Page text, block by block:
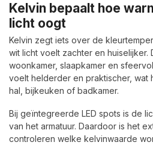
Kelvin bepaalt hoe
licht oogt
Kelvin zegt iets over de
wit licht voelt zachter en huiselijker.
woonkamer, slaapkamer en
voelt helderder en praktischer, wat
hal, bijkeuken of badkamer.
Bij geïntegreerde LED spots is de
van het armatuur. Daardoor is het
controleren welke kelvinwaarde